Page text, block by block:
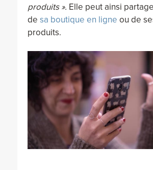
produits ». Elle peut ainsi
de sa boutique en ligne ou de
produits.